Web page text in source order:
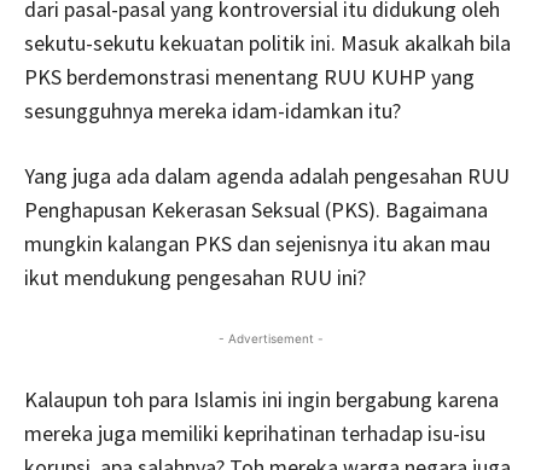
dari pasal-pasal yang kontroversial itu didukung oleh
sekutu-sekutu kekuatan politik ini. Masuk akalkah bila
PKS berdemonstrasi menentang RUU KUHP yang
sesungguhnya mereka idam-idamkan itu?
Yang juga ada dalam agenda adalah pengesahan RUU
Penghapusan Kekerasan Seksual (PKS). Bagaimana
mungkin kalangan PKS dan sejenisnya itu akan mau
ikut mendukung pengesahan RUU ini?
- Advertisement -
Kalaupun toh para Islamis ini ingin bergabung karena
mereka juga memiliki keprihatinan terhadap isu-isu